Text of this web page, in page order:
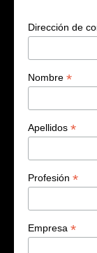
Dirección de
Nombre *
Apellidos *
Profesión *
Empresa *